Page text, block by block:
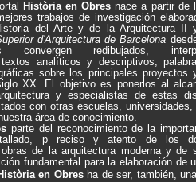
Història en Obres nace a partir de
trabajos de investigación
del Arte y de la Arquitectura
d'Arquitectura de Barcelona
convergen redibujados,
textos analíticos y descriptivos,
sobre los principales proyectos
XX. El objetivo es ponerlos al
y especialistas de estas
con otras escuelas,
área de conocimiento.
parte del reconocimiento de la
p reciso y atento de los
de la arquitectura moderna y de
fundamental para la elaboración de
en Obres ha de ser, también,